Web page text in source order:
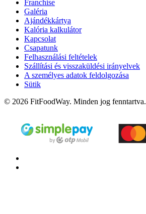
Franchise
Galéria
Ajándékkártya
Kalória kalkulátor
Kapcsolat
Csapatunk
Felhasználási feltételek
Szállítási és visszaküldési irányelvek
A személyes adatok feldolgozása
Sütik
© 2026 FitFoodWay. Minden jog fenntartva.